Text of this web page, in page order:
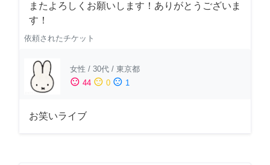
またよろしくお願いします！ありがとうございま
す！
依頼されたチケット
女性 / 30代 / 東京都
sentiment_satisfied 44 sentiment_neutral 0 sentiment_dissatisfied 1
お笑いライブ